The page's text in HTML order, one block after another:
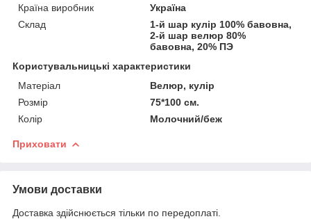
Країна виробник
Україна
Склад
1-й шар кулір 100% бавовна,
2-й шар велюр 80%
бавовна, 20% ПЭ
Користувальницькі характеристики
Матеріал
Велюр, кулір
Розмір
75*100 см.
Колір
Молочний/беж
Приховати
Умови доставки
Доставка здійснюється тільки по передоплаті.